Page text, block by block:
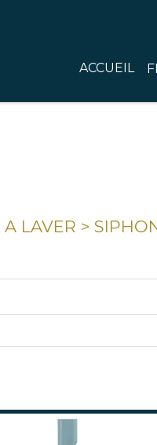
ACCUEIL
LAVER >